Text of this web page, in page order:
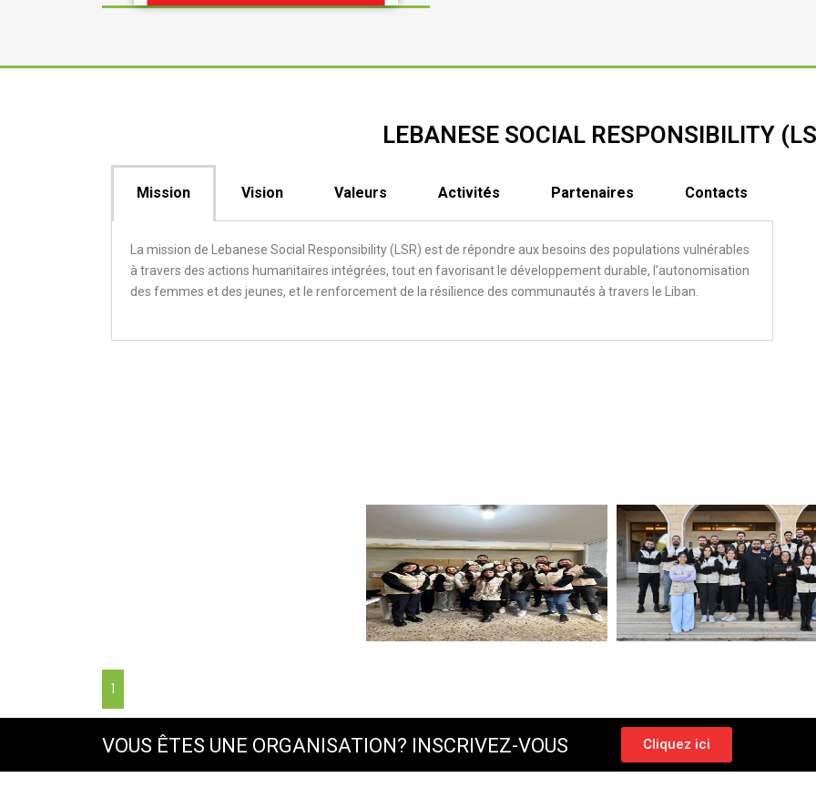
LEBANESE SOCIAL RESPONSIBILITY
Mission Vision Valeurs Activités Partenaires Contacts
La mission de Lebanese Social Responsibility (LSR) est de répondre aux besoins des populations vulnérables
à travers des actions humanitaires intégrées, tout en favorisant le développement durable, l’autonomisation
des femmes et des jeunes, et le renforcement de la résilience des communautés à travers le Liban.
1
VOUS ÊTES UNE ORGANISATION? INSCRIVEZ-VOUS Cliquez ici